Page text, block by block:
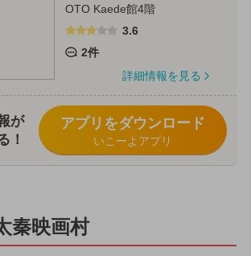
OTO Kaede館4階
3.6
2件
詳細情報を見る
が
！
アプリをダウンロード
いこーよアプリ
秦映画村